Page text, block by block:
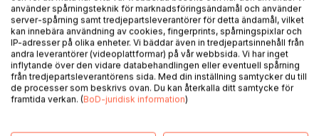
Faderns hjärta. Under denna resa kommer vi att få insikt
om två viktiga saker. För det första får vi lära känna Gud
som vår Far. För det andra, så kommer vi att se att vi är
Hans älskade barn. Vi får tag på vår identitet genom att lära
känna Guds hjärta. Uppenbarelsen om att Gud är min Fader
har förändrat mitt liv. Jag har blivit upprättad på djupet, så
att jag nu kan leva i vila och frihet. Gud har gett mig en ny
identitet och jag har hittat mitt sanna hem i Fars kärlek till
använder spårningsteknik för marknadsföringsändamål och använder
server-spårning samt tredjepartsleverantörer för detta ändamål, vilket
kan innebära användning av cookies, fingerprints, spårningspixlar och
IP-adresser på olika enheter. Vi bäddar även in tredjepartsinnehåll från
andra leverantörer (videoplattformar) på vår webbsida. Vi har inget
inflytande över den vidare databehandlingen eller eventuell spårning
från tredjepartsleverantörens sida. Med din inställning samtycker du till
de processer som beskrivs ovan. Du kan återkalla ditt samtycke för
framtida verkan. (BoD-juridisk information)